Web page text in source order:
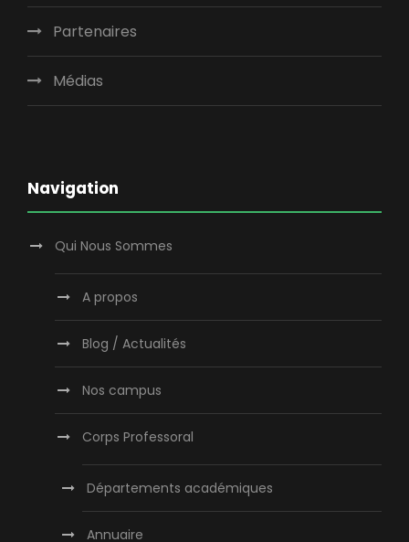
Partenaires
Médias
Navigation
Qui Nous Sommes
A propos
Blog / Actualités
Nos campus
Corps Professoral
Départements académiques
Annuaire